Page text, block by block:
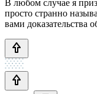
В любом случае я
просто странно
вами доказательства